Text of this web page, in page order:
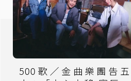
500歌／金曲樂團告五